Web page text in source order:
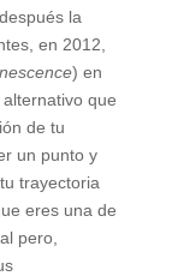
la
en 2012,
) en
que
de tu
un punto y
trayectoria
eres una de
pero,